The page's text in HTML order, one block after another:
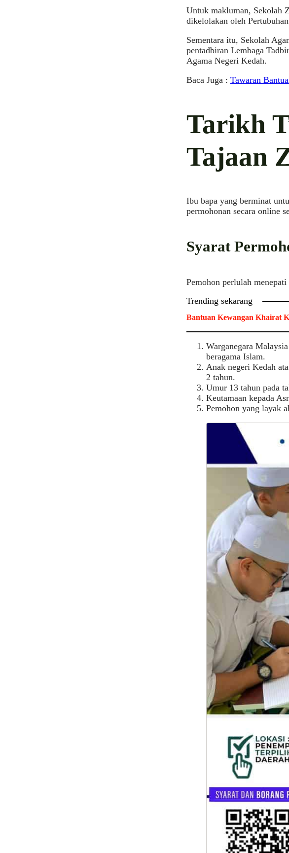
Untuk makluman, Sekolah
dikelolakan oleh
Sementara itu, Sekolah
pentadbiran Lembaga
Agama Negeri Kedah.
Baca Juga : Tawaran
Tarikh
Tajaan
Ibu bapa yang berminat
permohonan secara online
Syarat
Pemohon perlulah
Trending sekarang
Bantuan Kewangan Khairat
Warganegara
beragama Islam.
Anak negeri Kedah
2 tahun.
Umur 13 tahun pada
Keutamaan kepada
Pemohon yang layak